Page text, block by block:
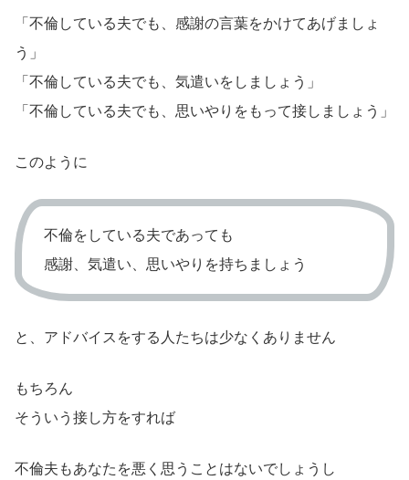
「不倫している夫でも、感謝の言葉をかけてあげましょ
う」
「不倫している夫でも、気遣いをしましょう」
「不倫している夫でも、思いやりをもって接しましょう」
このように
不倫をしている夫であっても
感謝、気遣い、思いやりを持ちましょう
と、アドバイスをする人たちは少なくありません
もちろん
そういう接し方をすれば
不倫夫もあなたを悪く思うことはないでしょうし